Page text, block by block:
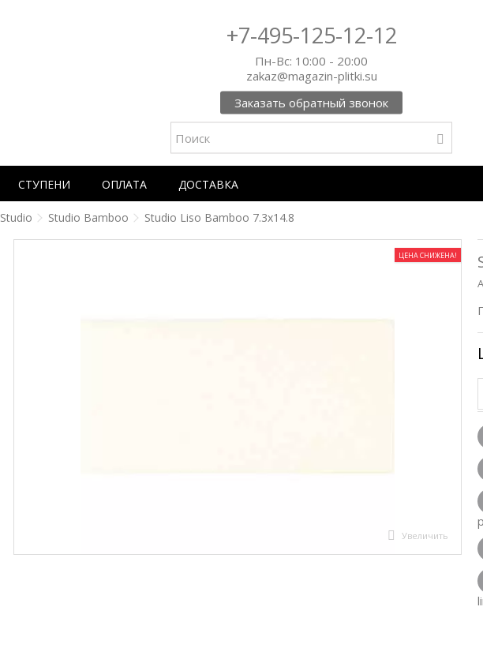
+7-495-125-12-12
Пн-Вс: 10:00 - 20:00
zakaz@magazin-plitki.su
Заказать обратный звонок
СТУПЕНИ ОПЛАТА ДОСТАВКА
Studio Studio Bamboo Studio Liso Bamboo 7.3x14.8
ЦЕНА СНИЖЕНА!
Увеличить